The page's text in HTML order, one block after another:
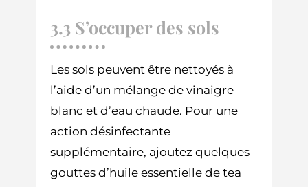
3.3 S’occuper des sols
Les sols peuvent être nettoyés à
l’aide d’un mélange de vinaigre
blanc et d’eau chaude. Pour une
action désinfectante
supplémentaire, ajoutez quelques
gouttes d’huile essentielle de tea